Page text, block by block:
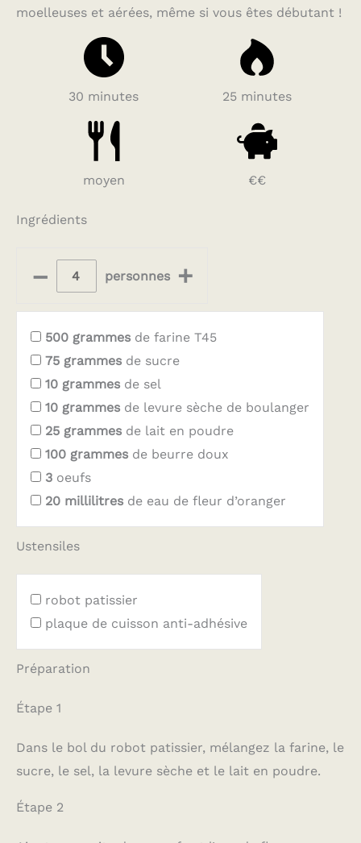
moelleuses et aérées, même si vous êtes débutant !
30 minutes 25 minutes
moyen €€
Ingrédients
– personnes +
500 grammes de farine T45
75 grammes de sucre
10 grammes de sel
10 grammes de levure sèche de boulanger
25 grammes de lait en poudre
100 grammes de beurre doux
3 oeufs
20 millilitres de eau de fleur d’oranger
Ustensiles
robot patissier
plaque de cuisson anti-adhésive
Préparation
Étape 1
Dans le bol du robot patissier, mélangez la farine, le
sucre, le sel, la levure sèche et le lait en poudre.
Étape 2